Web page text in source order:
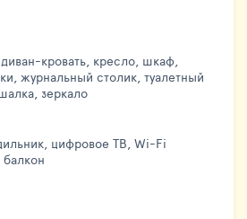
диван-кровать, кресло, шкаф,
журнальный столик, туалетный
зеркало
цифровое ТВ, Wi-Fi